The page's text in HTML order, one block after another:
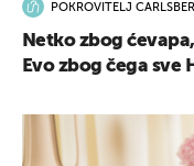
POKROVITELJ
Netko zbog
Evo zbog čega